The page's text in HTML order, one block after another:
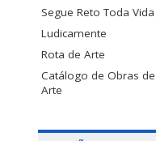
Segue Reto Toda Vida
Ludicamente
Rota de Arte
Catálogo de Obras de
Arte